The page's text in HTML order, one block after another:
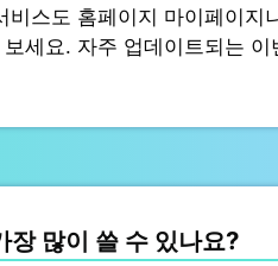
스도 홈페이지 마이페이지
세요. 자주 업데이트되는 이
장 많이 쓸 수 있나요?